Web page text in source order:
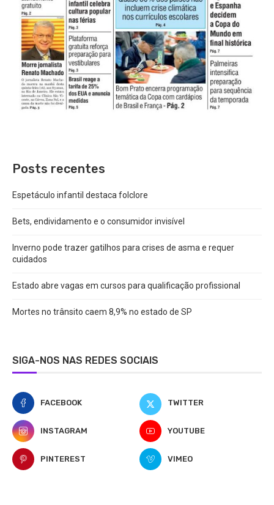
Posts recentes
Espetáculo infantil destaca folclore
Bets, endividamento e o consumidor invisível
Inverno pode trazer gatilhos para crises de asma e requer
cuidados
Estado abre vagas em cursos para qualificação profissional
Mortes no trânsito caem 8,9% no estado de SP
SIGA-NOS NAS REDES SOCIAIS
FACEBOOK TWITTER
INSTAGRAM YOUTUBE
PINTEREST VIMEO